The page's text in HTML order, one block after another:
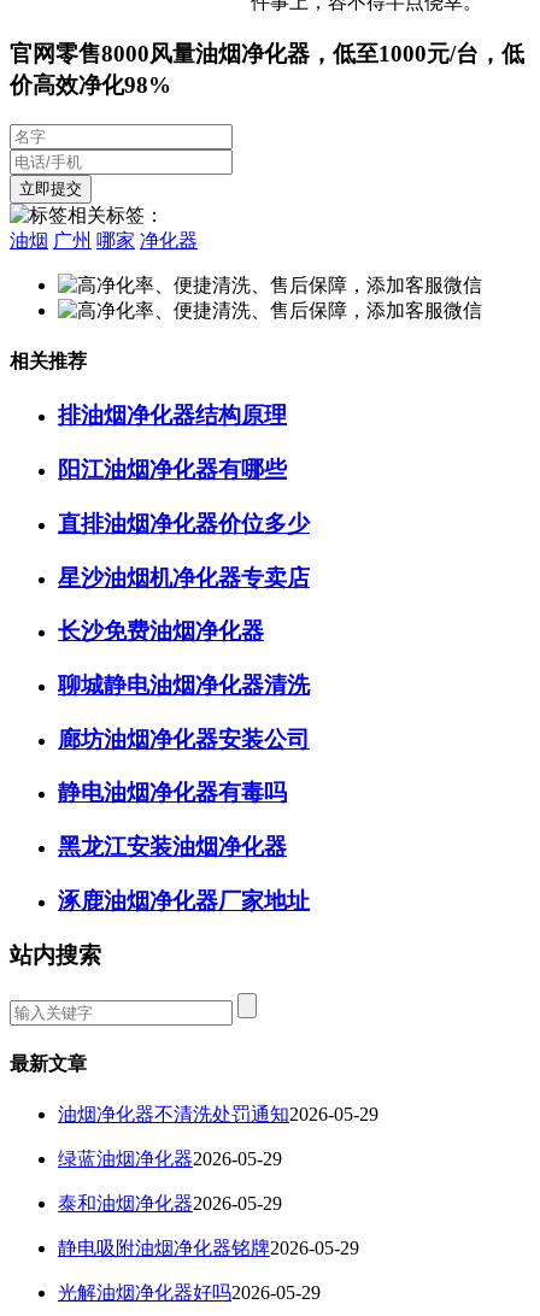
官网零售8000风量油烟净化器，低至1000元/台，低
价高效净化98%
相关标签：
油烟 广州 哪家 净化器
相关推荐
排油烟净化器结构原理
阳江油烟净化器有哪些
直排油烟净化器价位多少
星沙油烟机净化器专卖店
长沙免费油烟净化器
聊城静电油烟净化器清洗
廊坊油烟净化器安装公司
静电油烟净化器有毒吗
黑龙江安装油烟净化器
涿鹿油烟净化器厂家地址
站内搜索
最新文章
油烟净化器不清洗处罚通知2026-05-29
绿蓝油烟净化器2026-05-29
泰和油烟净化器2026-05-29
静电吸附油烟净化器铭牌2026-05-29
光解油烟净化器好吗2026-05-29